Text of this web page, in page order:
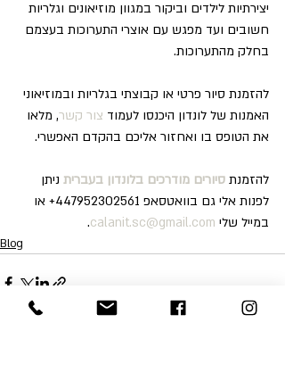
יצירתיות לילדים וביקור במגוון מוזיאונים וגלריות
חשובים ועד מפגש עם אוצרי התערוכות בעצמם
בחלק מהתערוכות.
להזמנת סיור פרטי או קבוצתי בגלריות ובמוזיאוני
האמנות של לונדון היכנסו לעמוד צור קשר, מלאו
את הטופס בו ואחזור אליכם בהקדם האפשרי.
להזמנת סיורים מודרכים בלונדון בעברית ניתן
לפנות אלי גם בוואטסאפ 447952302561+ או
במייל שלי calanit.sc@gmail.com
.
Blog